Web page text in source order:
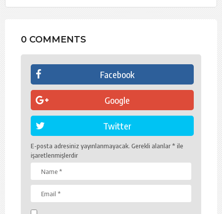
0 COMMENTS
Facebook
Google
Twitter
E-posta adresiniz yayınlanmayacak. Gerekli alanlar* ile
işaretlenmişlerdir